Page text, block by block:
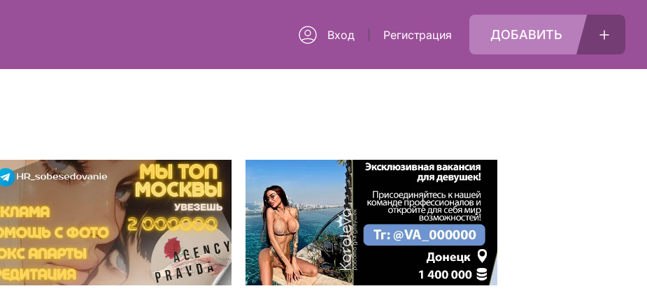
Вход Регистрация ДОБАВИТЬ